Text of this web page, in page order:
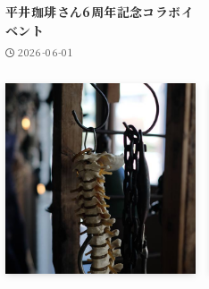
平井珈琲さん6周年記念コラボイ
ベント
2026-06-01